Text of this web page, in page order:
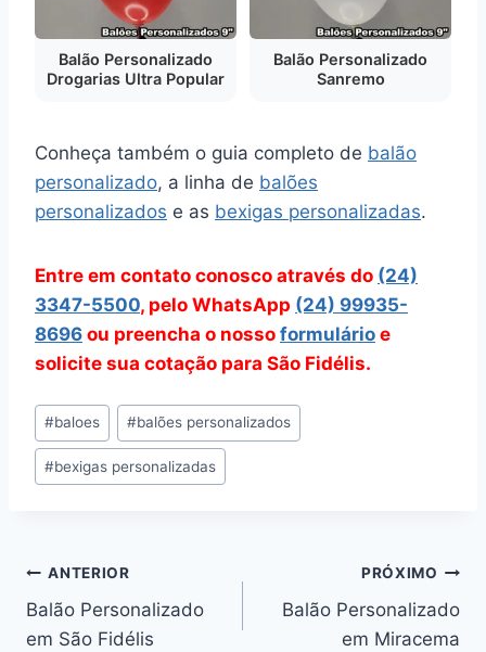
Balão Personalizado
Drogarias Ultra Popular
Balão Personalizado
Sanremo
Conheça também o guia completo de balão
personalizado, a linha de balões
personalizados e as bexigas personalizadas.
Entre em contato conosco através do (24)
3347-5500, pelo WhatsApp (24) 99935-
8696 ou preencha o nosso formulário e
solicite sua cotação para São Fidélis.
Tags
do
Post:
#baloes #balões personalizados
#bexigas personalizadas
Navegação
de
ANTERIOR
Balão Personalizado
em São Fidélis
PRÓXIMO
Balão Personalizado
em Miracema